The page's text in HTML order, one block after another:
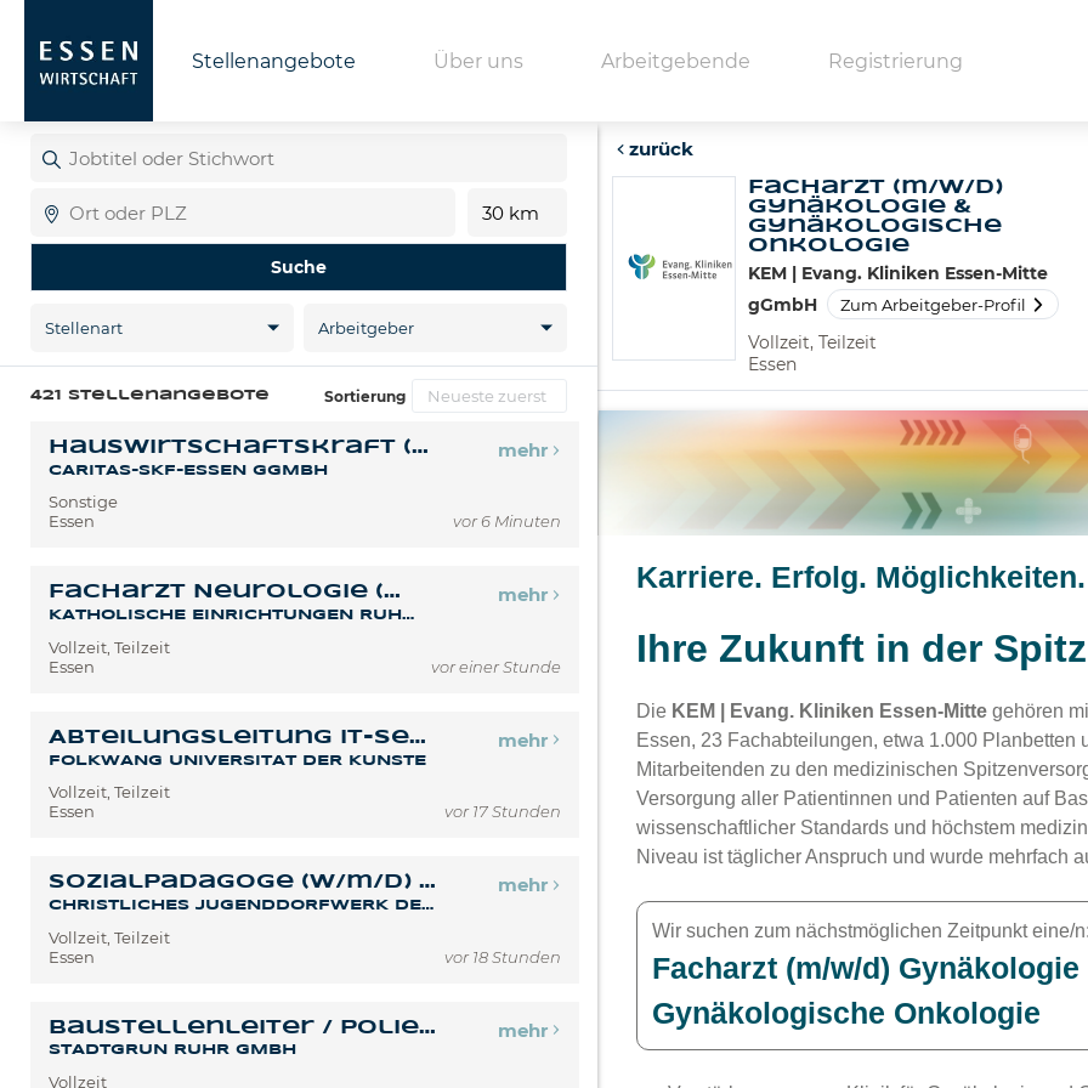
Stellenangebote Über uns Arbeitgebende Registrierung
oder
Stichwort
Entfernung
Suche
Stellenart Arbeitgeber
421 Stellenangebote Sortierung
Hauswirtschaftskraft (w/m/d) für unser Caritas - Stift Lambertus (Minijob)
CARITAS-SKF-ESSEN GGMBH
Sonstige
Essen
mehr
vor 6 Minuten
Facharzt Neurologie (m/w/d) für KERN-Praxis Essen-Stoppenberg
KATHOLISCHE EINRICHTUNGEN RUHRGEBIET NORD MVZ GMBH
Vollzeit, Teilzeit
Essen
mehr
vor einer Stunde
Abteilungsleitung IT-Services (EG 13 TV-L)
FOLKWANG UNIVERSITÄT DER KÜNSTE
Vollzeit, Teilzeit
Essen
mehr
vor 17 Stunden
Sozialpädagoge (w/m/d) in der Berufsvorbereitung (BVBReha)
CHRISTLICHES JUGENDDORFWERK DEUTSCHLANDS GEMEINNÜTZIGER E. V. (CJD)
Vollzeit, Teilzeit
Essen
mehr
vor 18 Stunden
Baustellenleiter / Polier / Vorarbeiter im GaLaBau (m/w/d)
STADTGRÜN RUHR GMBH
Vollzeit
mehr
zurück
Facharzt (m/w/d)
Gynäkologie &
Gynäkologische
Onkologie
KEM | Evang. Kliniken Essen-Mitte
gGmbH
Zum Arbeitgeber-Profil
Vollzeit, Teilzeit
Essen